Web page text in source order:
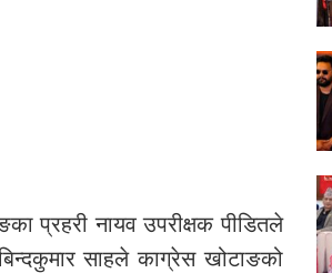
प्रहरी नायव उपरीक्षक पीडितले
साहले काग्रेस खोटाङको